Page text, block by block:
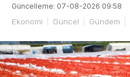
Güncelleme: 07-08-2026 09:58
Ekonomi Güncel Gündem